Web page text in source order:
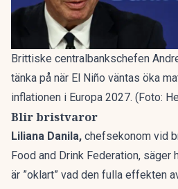
Brittiske centralbankschefen
tänka på när El Niño väntas öka
inflationen i Europa 2027. (Foto:
Blir bristvaror
Liliana Danila, chefsekonom vid
Food and Drink Federation, säger
är ”oklart” vad den fulla effekten